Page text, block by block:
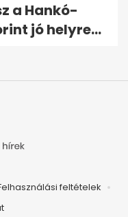
a Hankó-
jó helyre...
feltételek